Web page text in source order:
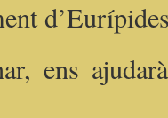
ens